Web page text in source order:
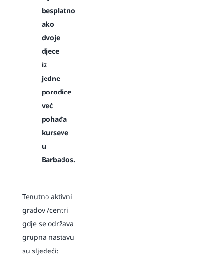
besplatno
ako
dvoje
djece
iz
jedne
porodice
već
pohađa
kurseve
u
Barbados.
Tenutno aktivni
gradovi/centri
gdje se održava
grupna nastavu
su sljedeći: